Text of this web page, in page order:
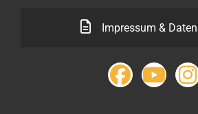
Impressum &